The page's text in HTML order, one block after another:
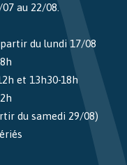
au 22/08.
du lundi 17/08
et 13h30-18h
du samedi 29/08)